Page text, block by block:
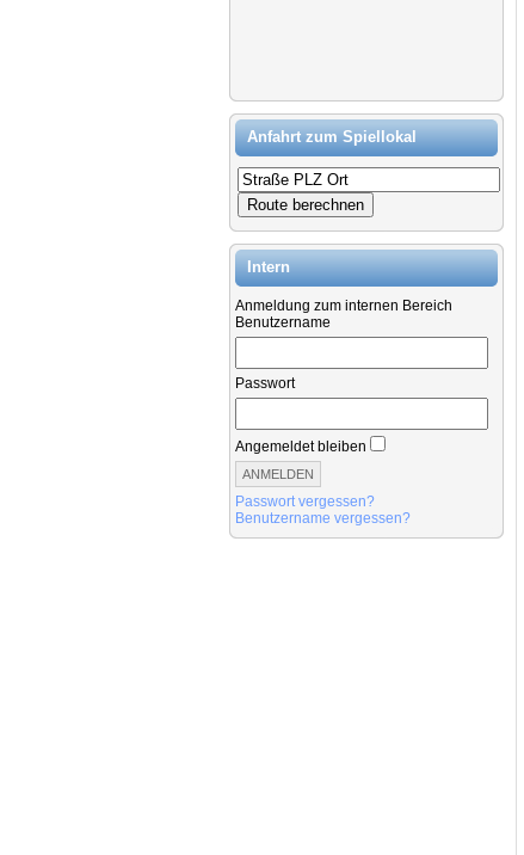
Anfahrt zum Spiellokal
Intern
Anmeldung zum internen Bereich
Benutzername
Passwort
Angemeldet bleiben
Passwort vergessen?
Benutzername vergessen?